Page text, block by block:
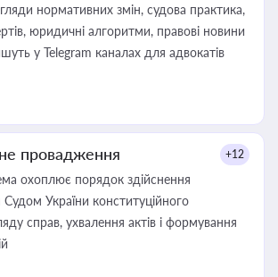
нормативних змін, судова практика,
юридичні алгоритми, правові новини
у Telegram каналах для адвокатів
провадження +12
охоплює порядок здійснення
України конституційного
справ, ухвалення актів і формування